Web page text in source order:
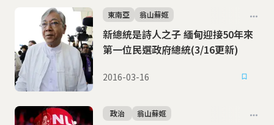
新總統是詩人之子 緬甸迎接50年來
第一位民選政府總統(3/16更新)
東南亞 翁山蘇姬
2016-03-16
政治 翁山蘇姬